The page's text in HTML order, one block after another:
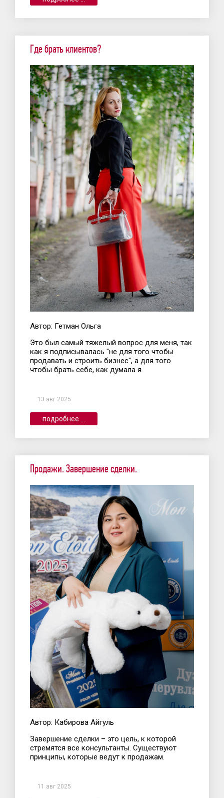
Где брать клиентов?
Автор: Гетман Ольга
Это был самый тяжелый вопрос для меня, так
как я подписывалась "не для того чтобы
продавать и строить бизнес", а для того
чтобы брать себе, как думала я.
13 авг 2025
подробнее ...
Продажи. Завершение сделки.
Автор: Кабирова Айгуль
Завершение сделки – это цель, к которой
стремятся все консультанты. Существуют
принципы, которые ведут к продажам.
11 авг 2025